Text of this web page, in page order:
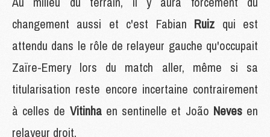
changement aussi et c'est Fabian Ruiz qui est
attendu dans le rôle de relayeur gauche qu'occupait
Zaïre-Emery lors du match aller, même si sa
titularisation reste encore incertaine contrairement
à celles de Vitinha en sentinelle et João Neves en
relayeur droit.